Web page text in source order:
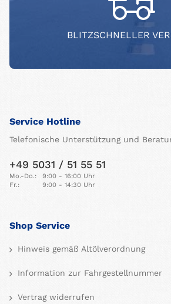
BLITZSCHNELLER
Service Hotline
Telefonische Unterstützung und
+49 5031 / 51 55 51
Mo.-Do.:
9:00 - 16:00 Uhr
Fr.:
9:00 - 14:30 Uhr
Shop Service
Hinweis gemäß Altölverordnung
Information zur Fahrgestellnummer
Vertrag widerrufen